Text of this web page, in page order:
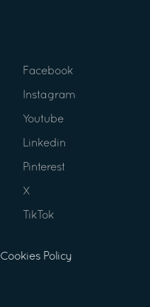
Facebook
Instagram
Youtube
Linkedin
Pinterest
X
TikTok
Cookies Policy